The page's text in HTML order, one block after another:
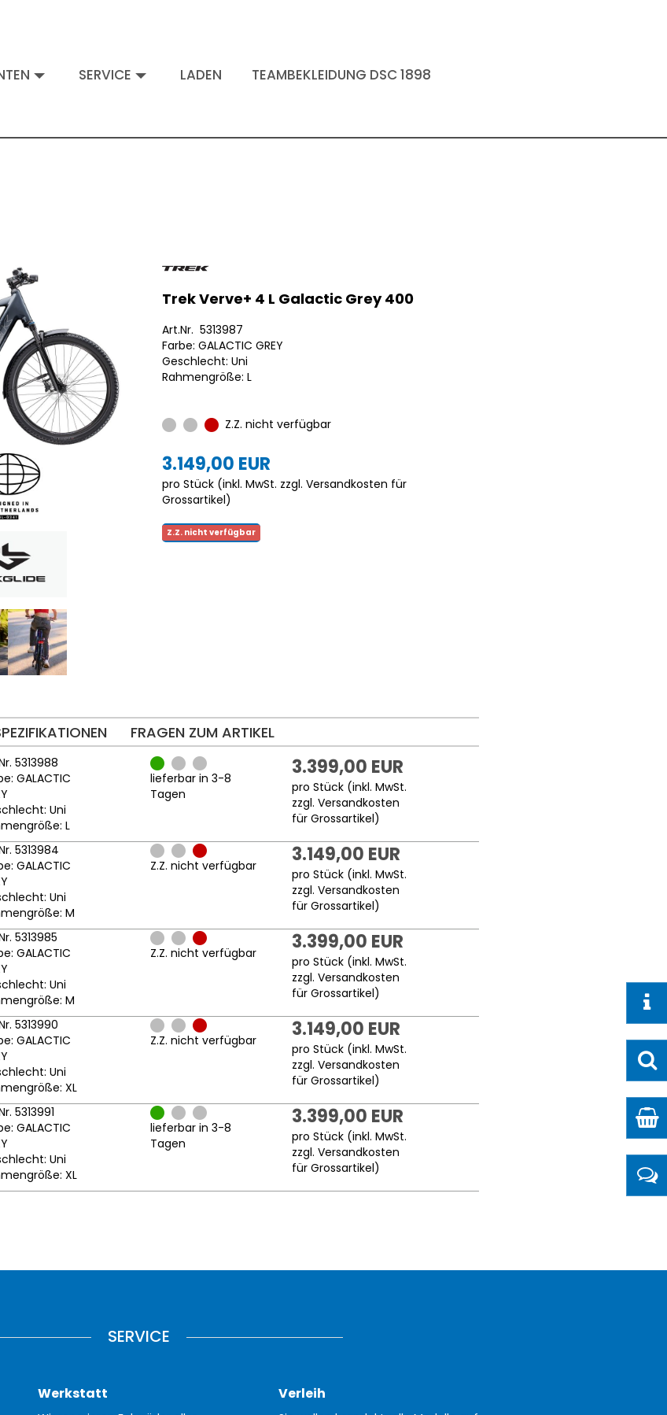
SERVICE LADEN
TEAMBEKLEIDUNG DSC 1898
Trek Verve+ 4 L Galactic Grey 400
Art.Nr. 5313987
Farbe: GALACTIC GREY
Geschlecht: Uni
Rahmengröße: L
Z.Z. nicht verfügbar
3.149,00 EUR
pro Stück (inkl. MwSt. zzgl. Versandkosten für
Grossartikel)
Z.Z. nicht verfügbar
FRAGEN ZUM ARTIKEL
5313988
GALACTIC
Uni
L
lieferbar in 3-8
Tagen
3.399,00 EUR
pro Stück (inkl. MwSt.
zzgl.Versandkosten
für Grossartikel)
5313984
GALACTIC
Uni
M
Z.Z. nicht verfügbar 3.149,00 EUR
pro Stück (inkl. MwSt.
zzgl.Versandkosten
für Grossartikel)
5313985
GALACTIC
Uni
M
Z.Z. nicht verfügbar 3.399,00 EUR
pro Stück (inkl. MwSt.
zzgl.Versandkosten
für Grossartikel)
5313990
GALACTIC
Uni
XL
Z.Z. nicht verfügbar 3.149,00 EUR
pro Stück (inkl. MwSt.
zzgl.Versandkosten
für Grossartikel)
5313991
GALACTIC
Uni
XL
lieferbar in 3-8
Tagen
3.399,00 EUR
pro Stück (inkl. MwSt.
zzgl.Versandkosten
für Grossartikel)
SERVICE
Werkstatt Verleih